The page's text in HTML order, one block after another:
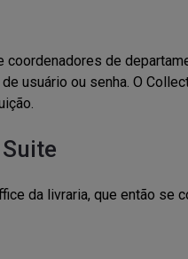
de
usuário ou senha. O
da livraria, que então se